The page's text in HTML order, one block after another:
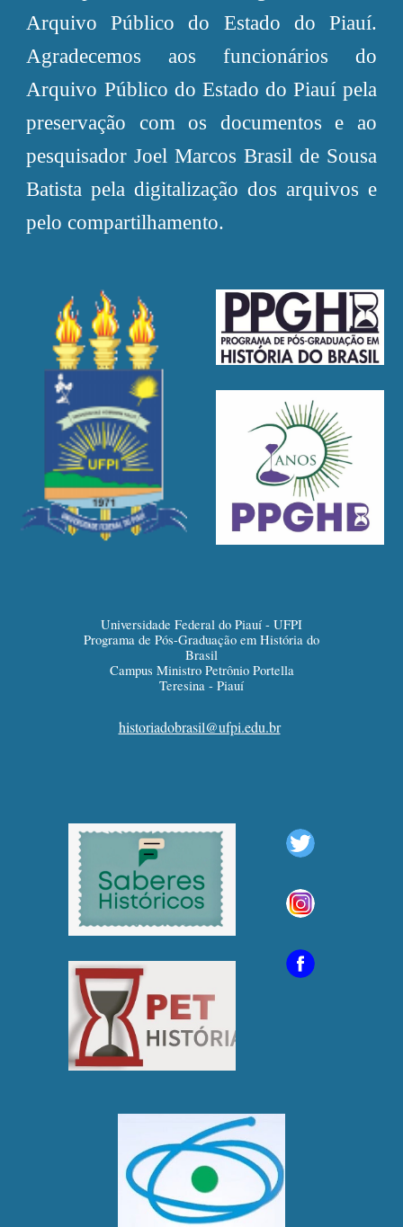
Arquivo Público do Estado do Piauí.
Agradecemos aos funcionários do
Arquivo Público do Estado do Piauí pela
preservação com os documentos e ao
pesquisador Joel Marcos Brasil de Sousa
Batista pela digitalização dos arquivos e
pelo compartilhamento.
Universidade Federal do Piauí - UFPI
Programa de Pós-Graduação em História do
Brasil
Campus Ministro Petrônio Portella
Teresina - Piauí
historiadobrasil@ufpi.edu.br